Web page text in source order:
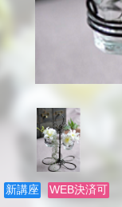
新講座 WEB決済可